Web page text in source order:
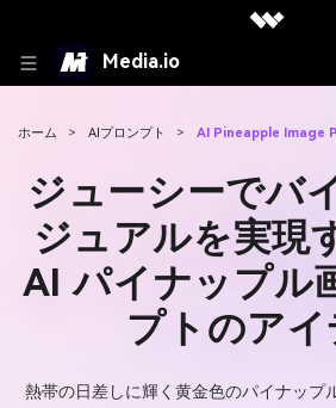
Media.io
ホーム > AIプロンプト > AI Pineapple Image
ジューシーでバ
ジュアルを実現
AI パイナップル
プトのアイ
熱帯の日差しに輝く黄金色のパイナップ